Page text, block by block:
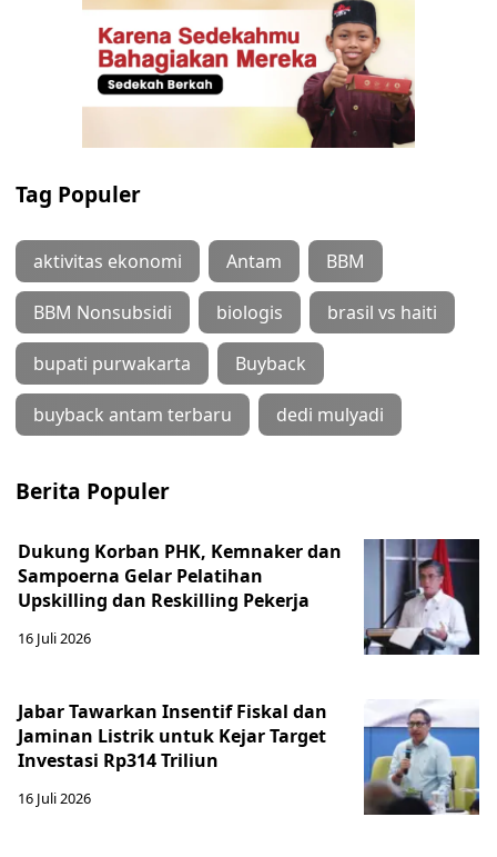
Tag Populer
aktivitas ekonomi Antam BBM
BBM Nonsubsidi biologis brasil vs haiti
bupati purwakarta Buyback
buyback antam terbaru dedi mulyadi
Berita Populer
Dukung Korban PHK, Kemnaker dan
Sampoerna Gelar Pelatihan
Upskilling dan Reskilling Pekerja
16 Juli 2026
Jabar Tawarkan Insentif Fiskal dan
Jaminan Listrik untuk Kejar Target
Investasi Rp314 Triliun
16 Juli 2026